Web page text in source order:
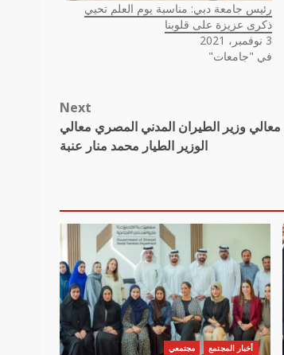
رئيس جامعة دبي: مناسبة يوم العلم تحيي
ذكرى عزيزة على قلوبنا
3 نوفمبر، 2021
في "جامعات"
Next
معالي وزير الطيران المدني المصري معالي
الوزير الطيار محمد منار عنبة
أخبار المجتمع مجتمعي